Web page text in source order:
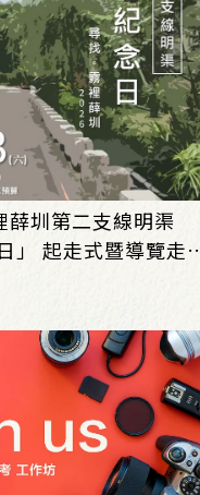
薛圳第二支線明渠
」 起走式暨導覽走